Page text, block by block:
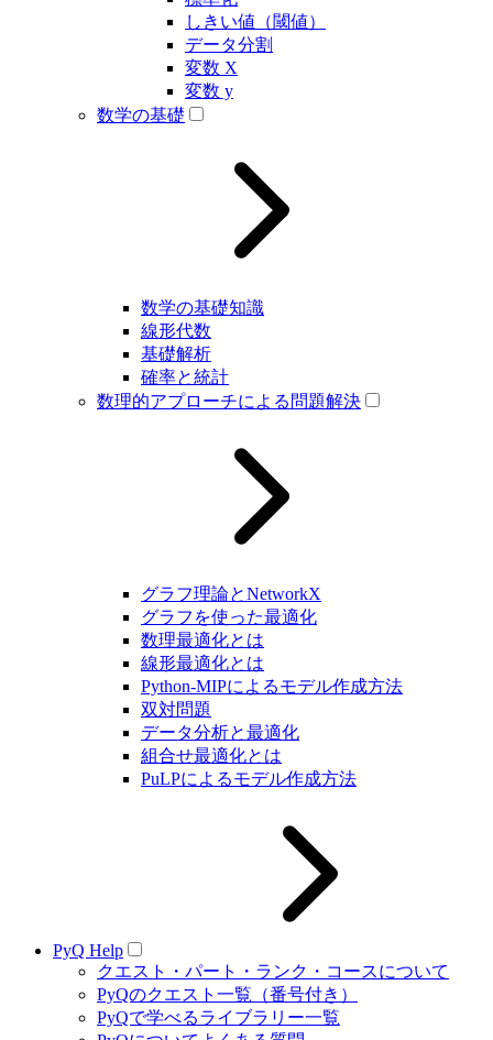
しきい値（閾値）
データ分割
変数 X
変数 y
数学の基礎
数学の基礎知識
線形代数
基礎解析
確率と統計
数理的アプローチによる問題解決
グラフ理論とNetworkX
グラフを使った最適化
数理最適化とは
線形最適化とは
Python-MIPによるモデル作成方法
双対問題
データ分析と最適化
組合せ最適化とは
PuLPによるモデル作成方法
PyQ Help
クエスト・パート・ランク・コースについて
PyQのクエスト一覧（番号付き）
PyQで学べるライブラリー一覧